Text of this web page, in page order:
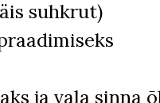
suhkrut)
ja vala sinna